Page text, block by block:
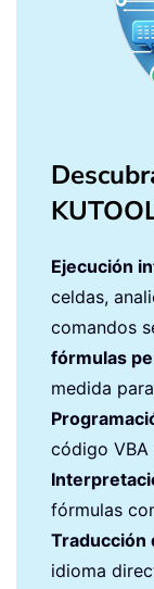
Ejecución
celdas,
comandos
fórmulas
medida
código
fórmulas
Traducción
idioma